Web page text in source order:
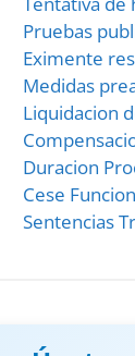
Pruebas
Eximente
Medidas
Liquidacion
Duracion
Cese
Sentencias